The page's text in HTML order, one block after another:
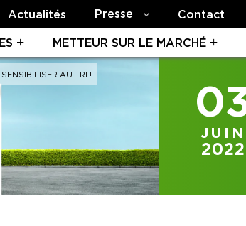
Actualités Presse Contact
METTEUR SUR LE MARCHÉ
AU TRI !
JUIN
2022